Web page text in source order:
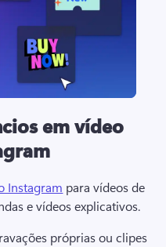
em vídeo
Instagram para vídeos de
e vídeos explicativos.
próprias ou clipes